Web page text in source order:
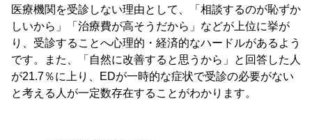
医療機関を受診しない理由として、「相談するのが恥ずか
しいから」「治療費が高そうだから」などが上位に挙が
り、受診することへ心理的・経済的なハードルがあるよう
です。また、「自然に改善すると思うから」と回答した人
が21.7％に上り、EDが一時的な症状で受診の必要がない
と考える人が一定数存在することがわかります。